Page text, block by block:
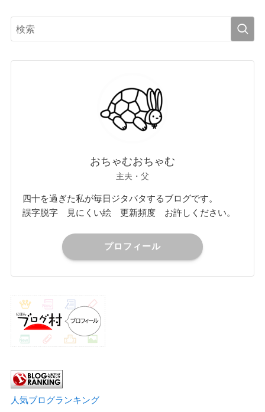
おちゃむおちゃむ
主夫・父
四十を過ぎた私が毎日ジタバタするブログです。
誤字脱字 見にくい絵 更新頻度 お許しください。
プロフィール
人気ブログランキング